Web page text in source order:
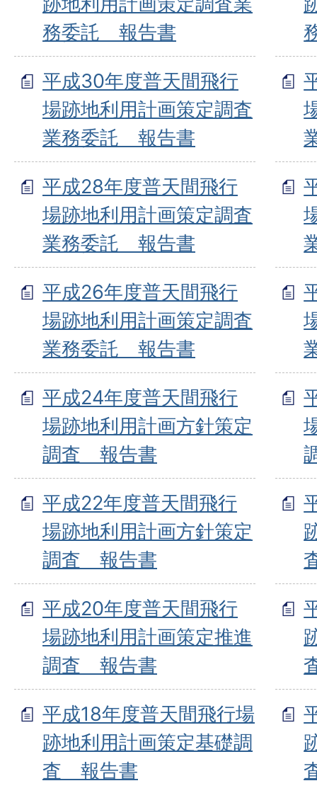
務委託 報告書
平成30年度普天間飛行
場跡地利用計画策定調査
業務委託 報告書
平成28年度普天間飛行
場跡地利用計画策定調査
業務委託 報告書
平成26年度普天間飛行
場跡地利用計画策定調査
業務委託 報告書
平成24年度普天間飛行
場跡地利用計画方針策定
調査 報告書
平成22年度普天間飛行
場跡地利用計画方針策定
調査 報告書
平成20年度普天間飛行
場跡地利用計画策定推進
調査 報告書
平成18年度普天間飛行場
跡地利用計画策定基礎調
査 報告書